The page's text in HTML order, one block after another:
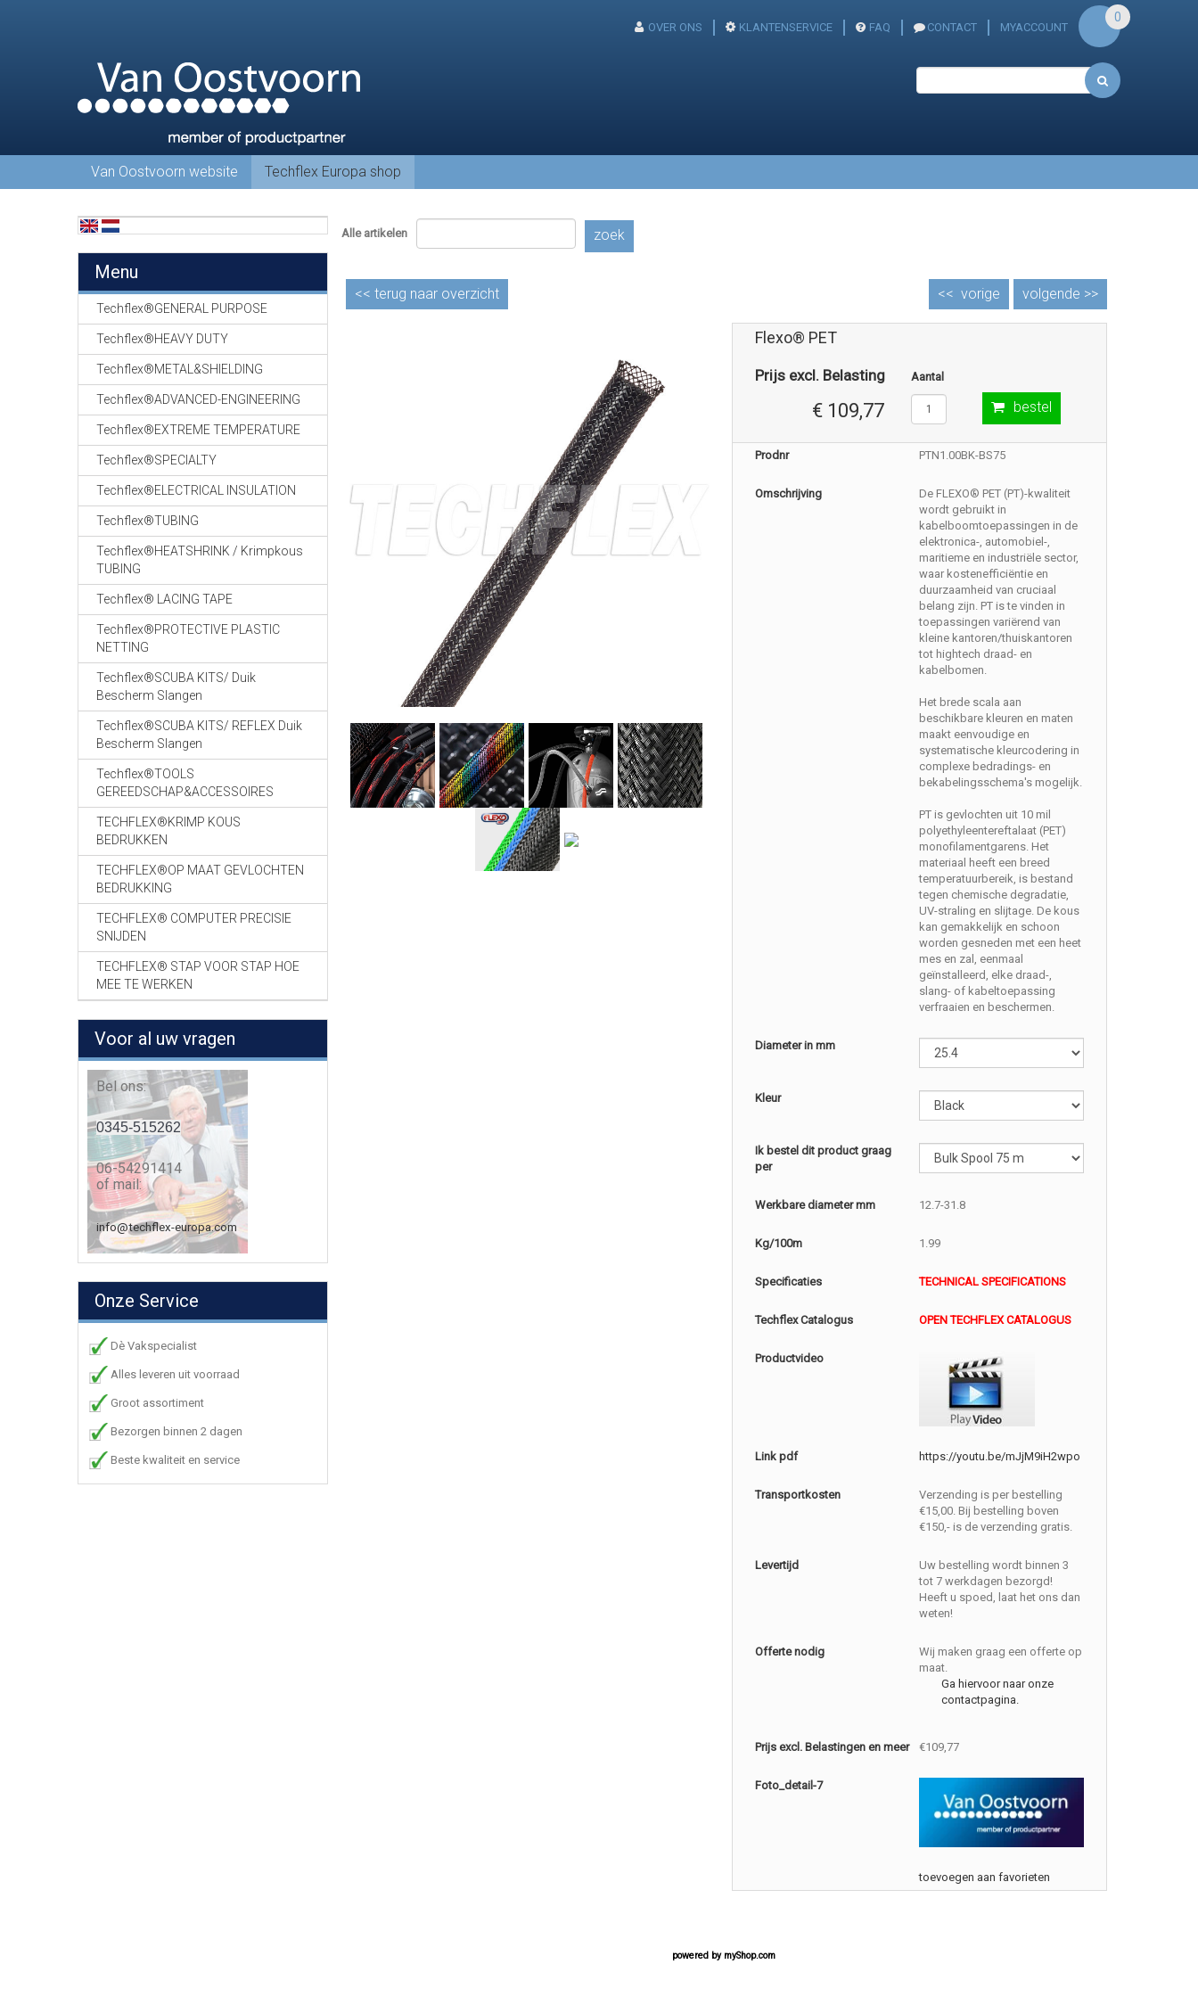
OVER ONS KLANTENSERVICE FAQ CONTACT MYACCOUNT
0
Van Oostvoorn website Techflex Europa shop
Menu
Techflex®GENERAL PURPOSE
Techflex®HEAVY DUTY
Techflex®METAL&SHIELDING
Techflex®ADVANCED-ENGINEERING
Techflex®EXTREME TEMPERATURE
Techflex®SPECIALTY
Techflex®ELECTRICAL INSULATION
Techflex®TUBING
Techflex®HEATSHRINK / Krimpkous
TUBING
Techflex® LACING TAPE
Techflex®PROTECTIVE PLASTIC
NETTING
Techflex®SCUBA KITS/ Duik
Bescherm Slangen
Techflex®SCUBA KITS/ REFLEX Duik
Bescherm Slangen
Techflex®TOOLS
GEREEDSCHAP&ACCESSOIRES
TECHFLEX®KRIMP KOUS
BEDRUKKEN
TECHFLEX®OP MAAT GEVLOCHTEN
BEDRUKKING
TECHFLEX® COMPUTER PRECISIE
SNIJDEN
TECHFLEX® STAP VOOR STAP HOE
MEE TE WERKEN
Voor al uw vragen
Bel ons:
0345-515262
06-54291414
of mail:
info@techflex-europa.com
Onze Service
Dè Vakspecialist
Alles leveren uit voorraad
Groot assortiment
Bezorgen binnen 2 dagen
Beste kwaliteit en service
Alle artikelen zoek
<< terug naar overzicht volgende >>
<< vorige
Flexo® PET
Prijs excl. Belasting
€ 109,77
Aantal
bestel
Prodnr PTN1.00BK-BS75
Omschrijving
De FLEXO® PET (PT)-kwaliteit
wordt gebruikt in
kabelboomtoepassingen in de
elektronica-, automobiel-,
maritieme en industriële sector,
waar kostenefficiëntie en
duurzaamheid van cruciaal
belang zijn. PT is te vinden in
toepassingen variërend van
kleine kantoren/thuiskantoren
tot hightech draad- en
kabelbomen.
Het brede scala aan
beschikbare kleuren en maten
maakt eenvoudige en
systematische kleurcodering in
complexe bedradings- en
bekabelingsschema's mogelijk.
PT is gevlochten uit 10 mil
polyethyleentereftalaat (PET)
monofilamentgarens. Het
materiaal heeft een breed
temperatuurbereik, is bestand
tegen chemische degradatie,
UV-straling en slijtage. De kous
kan gemakkelijk en schoon
worden gesneden met een heet
mes en zal, eenmaal
geïnstalleerd, elke draad-,
slang- of kabeltoepassing
verfraaien en beschermen.
Diameter in mm
Kleur
Ik bestel dit product graag
per
Werkbare diameter mm 12.7-31.8
Kg/100m 1.99
Specificaties TECHNICAL SPECIFICATIONS
Techflex Catalogus OPEN TECHFLEX CATALOGUS
Productvideo
Link pdf https://youtu.be/mJjM9iH2wpo
Transportkosten
Verzending is per bestelling
€15,00. Bij bestelling boven
€150,- is de verzending gratis.
Levertijd
Uw bestelling wordt binnen 3
tot 7 werkdagen bezorgd!
Heeft u spoed, laat het ons dan
weten!
Offerte nodig
Wij maken graag een offerte op
maat.
Ga hiervoor naar onze
contactpagina.
Prijs excl. Belastingen en meer €109,77
Foto_detail-7
toevoegen aan favorieten
powered by myShop.com